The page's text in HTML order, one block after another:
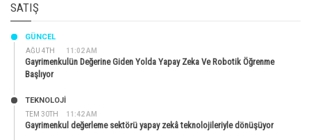
SATIŞ
AĞU 4TH 11:02 AM
GÜNCEL
Gayrimenkulün Değerine Giden Yolda Yapay Zeka Ve Robotik Öğrenme
Başlıyor
TEM 30TH 11:42 AM
TEKNOLOJİ
Gayrimenkul değerleme sektörü yapay zekâ teknolojileriyle dönüşüyor